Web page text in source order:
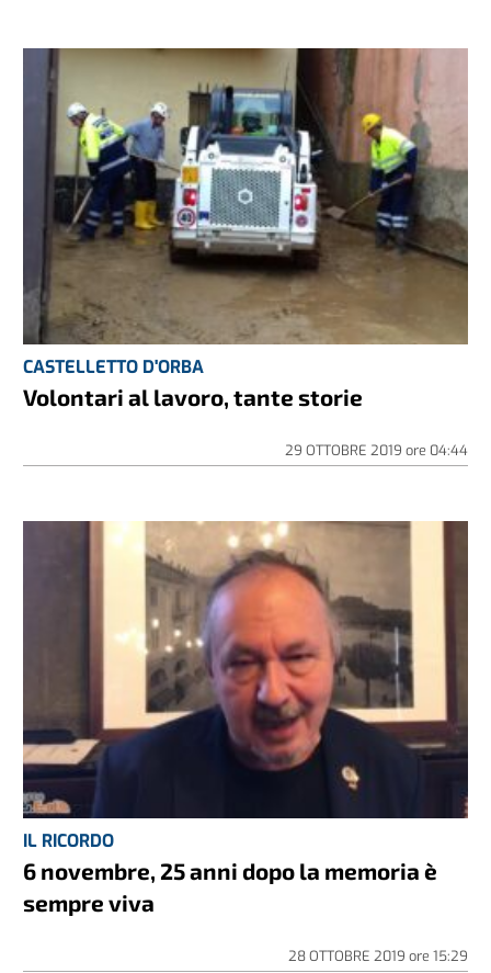
CASTELLETTO D'ORBA
Volontari al lavoro, tante storie
29 OTTOBRE 2019 ore 04:44
IL RICORDO
6 novembre, 25 anni dopo la memoria è
sempre viva
28 OTTOBRE 2019 ore 15:29